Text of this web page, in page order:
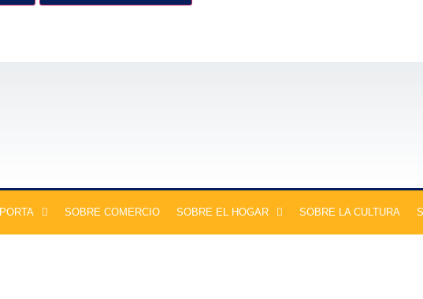
SOBRE COMERCIO SOBRE EL HOGAR SOBRE LA CULTURA